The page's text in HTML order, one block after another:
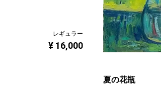
レギュラー
¥ 16,000
夏の花瓶